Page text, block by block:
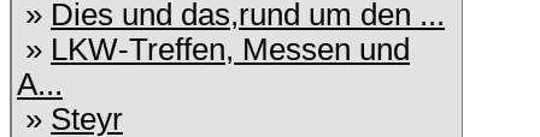
» Dies und das,rund um den ...
» LKW-Treffen, Messen und
A...
» Steyr